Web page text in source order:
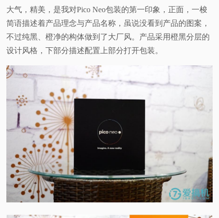
大气，精美，是我对Pico Neo包装的第一印象，正面，一梭
简语描述着产品理念与产品名称，虽说没看到产品的图案，
不过纯黑、橙净的构体做到了大厂风。产品采用橙黑分层的
设计风格，下部分描述配置上部分打开包装。